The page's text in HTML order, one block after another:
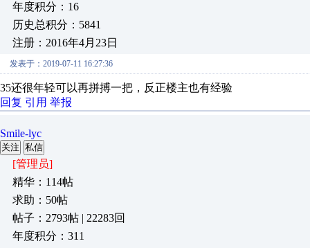
年度积分：16
历史总积分：5841
注册：2016年4月23日
发表于：2019-07-11 16:27:36
35还很年轻可以再拼搏一把，反正楼主也有经验
回复 引用 举报
Smile-lyc
关注 私信
[管理员]
精华：114帖
求助：50帖
帖子：2793帖 | 22283回
年度积分：311